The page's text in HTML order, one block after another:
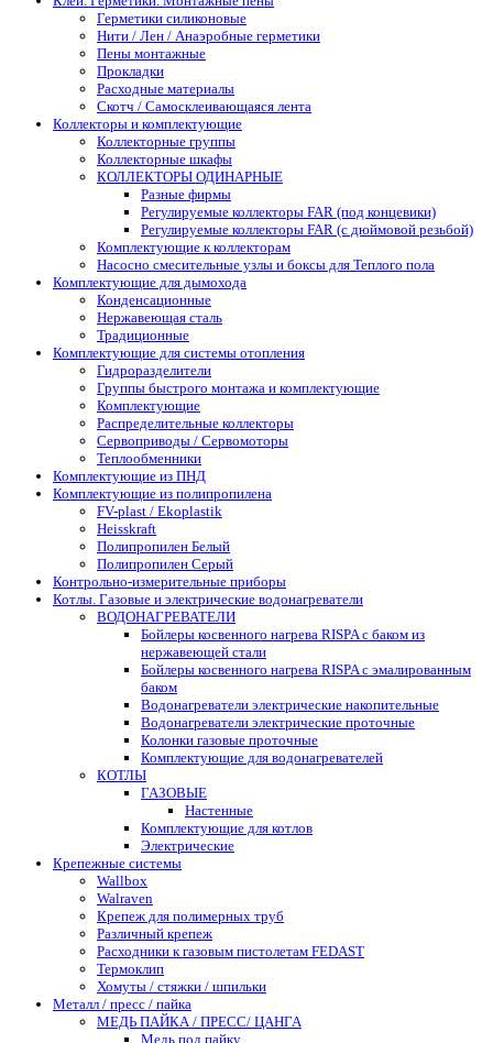
Герметики силиконовые
Нити / Лен / Анаэробные герметики
Пены монтажные
Прокладки
Расходные материалы
Скотч / Самосклеивающаяся лента
Коллекторы и комплектующие
Коллекторные группы
Коллекторные шкафы
КОЛЛЕКТОРЫ ОДИНАРНЫЕ
Разные фирмы
Регулируемые коллекторы FAR (под концевики)
Регулируемые коллекторы FAR (с дюймовой резьбой)
Комплектующие к коллекторам
Насосно смесительные узлы и боксы для Теплого пола
Комплектующие для дымохода
Конденсационные
Нержавеющая сталь
Традиционные
Комплектующие для системы отопления
Гидроразделители
Группы быстрого монтажа и комплектующие
Комплектующие
Распределительные коллекторы
Сервоприводы / Сервомоторы
Теплообменники
Комплектующие из ПНД
Комплектующие из полипропилена
FV-plast / Ekoplastik
Heisskraft
Полипропилен Белый
Полипропилен Серый
Контрольно-измерительные приборы
Котлы. Газовые и электрические водонагреватели
ВОДОНАГРЕВАТЕЛИ
Бойлеры косвенного нагрева RISPA с баком из
нержавеющей стали
Бойлеры косвенного нагрева RISPA с эмалированным
баком
Водонагреватели электрические накопительные
Водонагреватели электрические проточные
Колонки газовые проточные
Комплектующие для водонагревателей
КОТЛЫ
ГАЗОВЫЕ
Настенные
Комплектующие для котлов
Электрические
Крепежные системы
Wallbox
Walraven
Крепеж для полимерных труб
Различный крепеж
Расходники к газовым пистолетам FEDAST
Термоклип
Хомуты / стяжки / шпильки
Металл / пресс / пайка
МЕДЬ ПАЙКА / ПРЕСС/ ЦАНГА
Медь под пайку